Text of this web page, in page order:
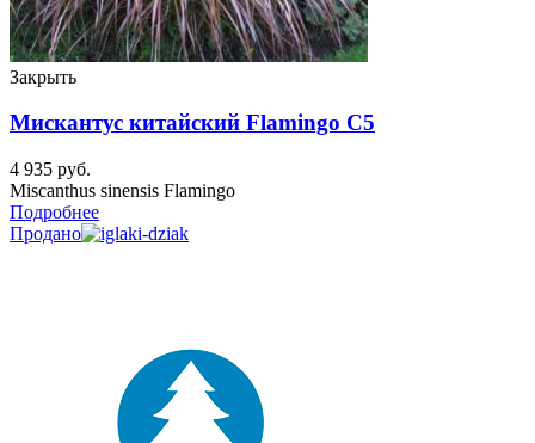
Закрыть
Мискантус китайский Flamingo C5
4 935 руб.
Miscanthus sinensis Flamingo
Подробнее
Продано